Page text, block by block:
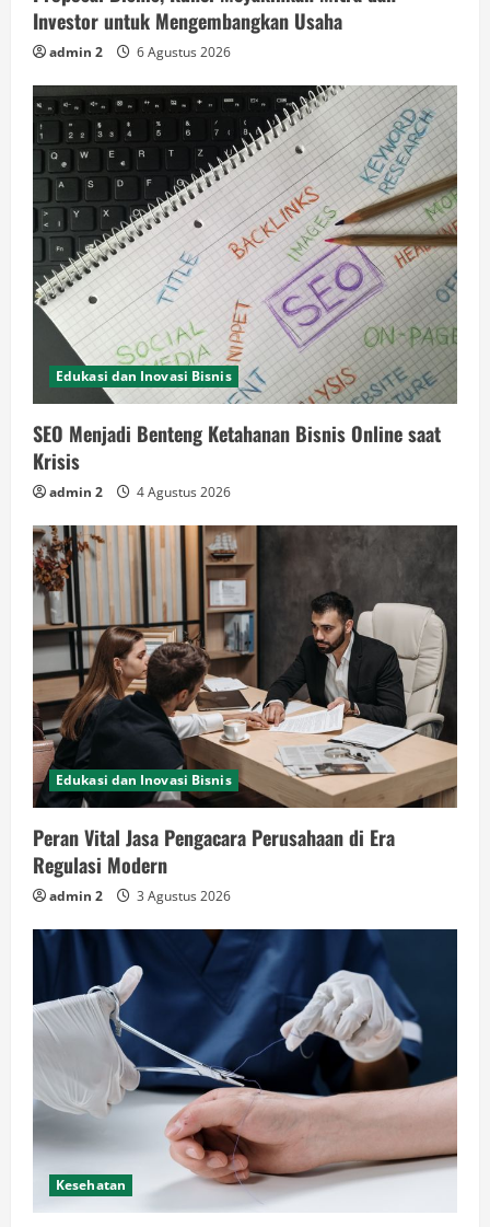
Investor untuk Mengembangkan Usaha
admin 2 6 Agustus 2026
Edukasi dan Inovasi Bisnis
SEO Menjadi Benteng Ketahanan Bisnis Online saat
Krisis
admin 2 4 Agustus 2026
Edukasi dan Inovasi Bisnis
Peran Vital Jasa Pengacara Perusahaan di Era
Regulasi Modern
admin 2 3 Agustus 2026
Kesehatan